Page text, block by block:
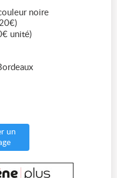
noire
unité)
un